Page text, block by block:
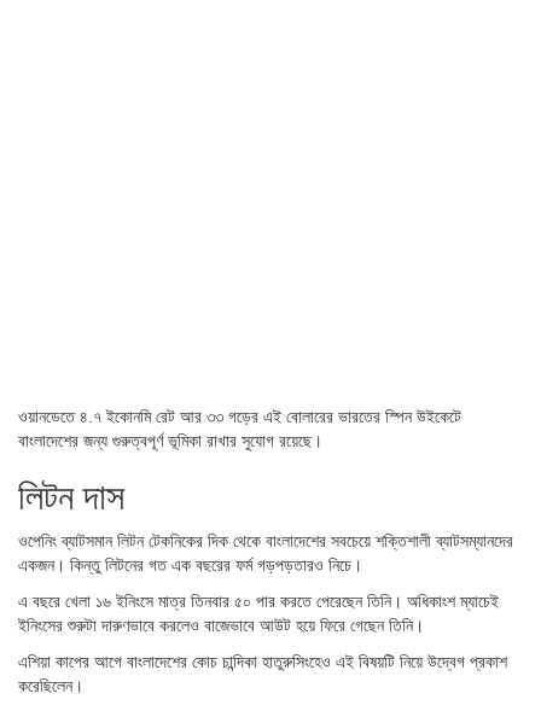
ওয়ানডেতে ৪.৭ ইকোনমি রেট আর ৩৩ গড়ের এই বোলারের ভারতের স্পিন উইকেটে
বাংলাদেশের জন্য গুরুত্বপূর্ণ ভূমিকা রাখার সুযোগ রয়েছে।
লিটন দাস
ওপেনিং ব্যাটসমান লিটন টেকনিকের দিক থেকে বাংলাদেশের সবচেয়ে শক্তিশালী ব্যাটসম্যানদের
একজন। কিন্তু লিটনের গত এক বছরের ফর্ম গড়পড়তারও নিচে।
এ বছরে খেলা ১৬ ইনিংসে মাত্র তিনবার ৫০ পার করতে পেরেছেন তিনি। অধিকাংশ ম্যাচেই
ইনিংসের শুরুটা দারুণভাবে করলেও বাজেভাবে আউট হয়ে ফিরে গেছেন তিনি।
এশিয়া কাপের আগে বাংলাদেশের কোচ চান্দিকা হাতুরুসিংহেও এই বিষয়টি নিয়ে উদ্বেগ প্রকাশ
করেছিলেন।